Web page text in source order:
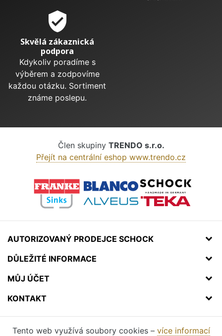
verified_user
Skvělá zákaznická
podpora
Kdykoliv poradíme s
výběrem a zodpovíme
každou otázku. Sortiment
známe poslepu.
Člen skupiny TRENDO s.r.o.
Přejít na centrální eshop www.trendo.cz
AUTORIZOVANÝ PRODEJCE SCHOCK
DŮLEŽITÉ INFORMACE
MŮJ ÚČET
KONTAKT
Tento web využívá soubory cookies – více informací